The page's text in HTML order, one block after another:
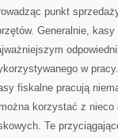
punkt
Generalnie,
w
fiskalne pracują
korzystać z
Te